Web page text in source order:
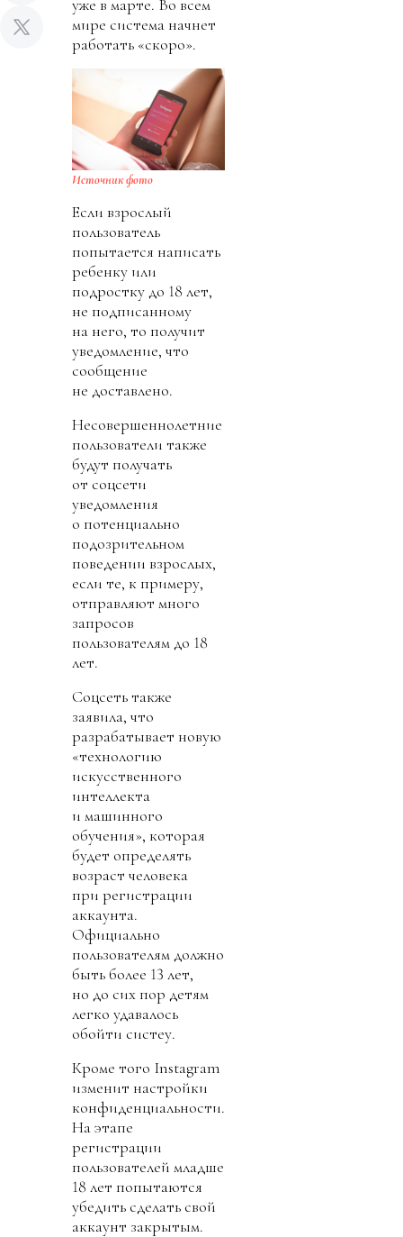
уже в марте. Во всем
мире система начнет
работать «скоро».
Источник фото
Если взрослый
пользователь
попытается написать
ребенку или
подростку до 18 лет,
не подписанному
на него, то получит
уведомление, что
сообщение
не доставлено.
Несовершеннолетние
пользователи также
будут получать
от соцсети
уведомления
о потенциально
подозрительном
поведении взрослых,
если те, к примеру,
отправляют много
запросов
пользователям до 18
лет.
Соцсеть также
заявила, что
разрабатывает новую
«технологию
искусственного
интеллекта
и машинного
обучения», которая
будет определять
возраст человека
при регистрации
аккаунта.
Официально
пользователям должно
быть более 13 лет,
но до сих пор детям
легко удавалось
обойти систеу.
Кроме того Instagram
изменит настройки
конфиденциальности.
На этапе
регистрации
пользователей младше
18 лет попытаются
убедить сделать свой
аккаунт закрытым.